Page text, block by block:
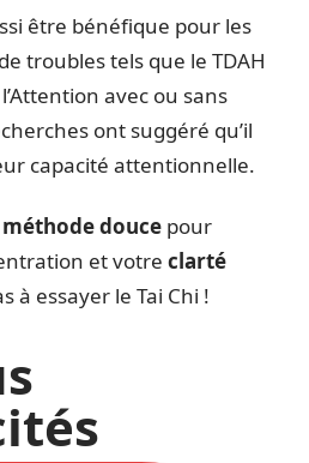
être bénéfique pour les
troubles tels que le TDAH
avec ou sans
ont suggéré qu’il
capacité attentionnelle.
méthode douce pour
et votre clarté
à essayer le Tai Chi !